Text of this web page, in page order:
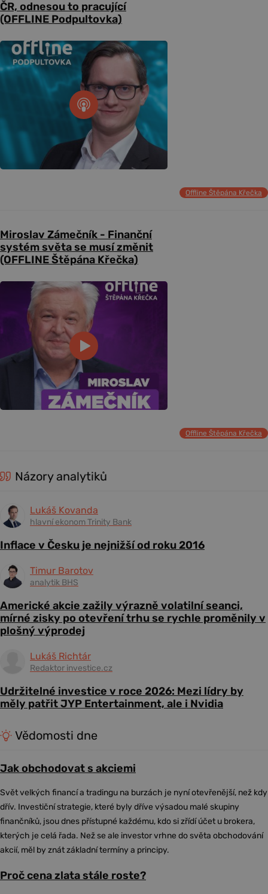
ČR, odnesou to pracující
(OFFLINE Podpultovka)
Offline Štěpána Křečka
Miroslav Zámečník - Finanční
systém světa se musí změnit
(OFFLINE Štěpána Křečka)
Offline Štěpána Křečka
Názory analytiků
Lukáš Kovanda
hlavní ekonom Trinity Bank
Inflace v Česku je nejnižší od roku 2016
Timur Barotov
analytik BHS
Americké akcie zažily výrazně volatilní seanci,
mírné zisky po otevření trhu se rychle proměnily v
plošný výprodej
Lukáš Richtár
Redaktor investice.cz
Udržitelné investice v roce 2026: Mezi lídry by
měly patřit JYP Entertainment, ale i Nvidia
Vědomosti dne
Jak obchodovat s akciemi
Svět velkých financí a tradingu na burzách je nyní otevřenější, než kdy
dřív. Investiční strategie, které byly dříve výsadou malé skupiny
finančníků, jsou dnes přístupné každému, kdo si zřídí účet u brokera,
kterých je celá řada. Než se ale investor vrhne do světa obchodování
akcií, měl by znát základní termíny a principy.
Proč cena zlata stále roste?